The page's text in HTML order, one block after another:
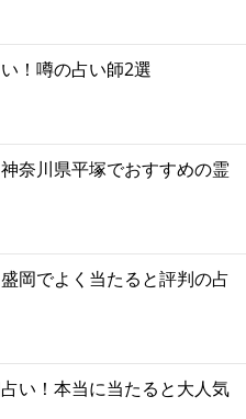
！噂の占い師2選
奈川県平塚でおすすめの霊
岡でよく当たると評判の占
い！本当に当たると大人気